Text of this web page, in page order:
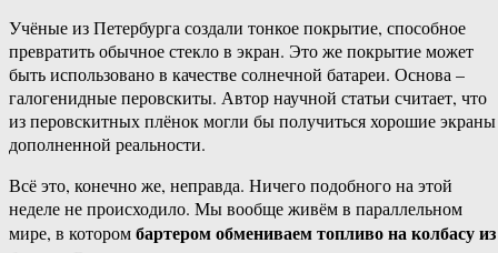
Учёные из Петербурга создали тонкое покрытие, способное
превратить обычное стекло в экран. Это же покрытие может
быть использовано в качестве солнечной батареи. Основа –
галогенидные перовскиты. Автор научной статьи считает, что
из перовскитных плёнок могли бы получиться хорошие экраны
дополненной реальности.
Всё это, конечно же, неправда. Ничего подобного на этой
неделе не происходило. Мы вообще живём в параллельном
мире, в которомбартером обмениваем топливо на колбасу из